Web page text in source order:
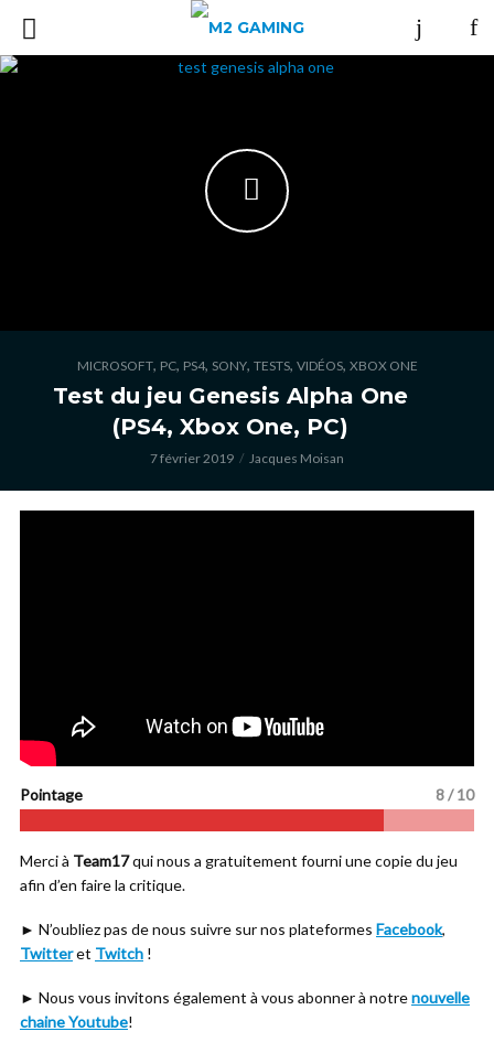
MICROSOFT, PC, PS4, SONY, TESTS, VIDÉOS, XBOX ONE
Test du jeu Genesis Alpha One
(PS4, Xbox One, PC)
7 février 2019 Jacques Moisan
Pointage 8 / 10
Merci à Team17qui nous a gratuitement fourni une copie du jeu
afin d’en faire la critique.
► N’oubliez pas de nous suivre sur nos plateformes Facebook,
Twitteret Twitch !
► Nous vous invitons également à vous abonner à notrenouvelle
chaine Youtube!